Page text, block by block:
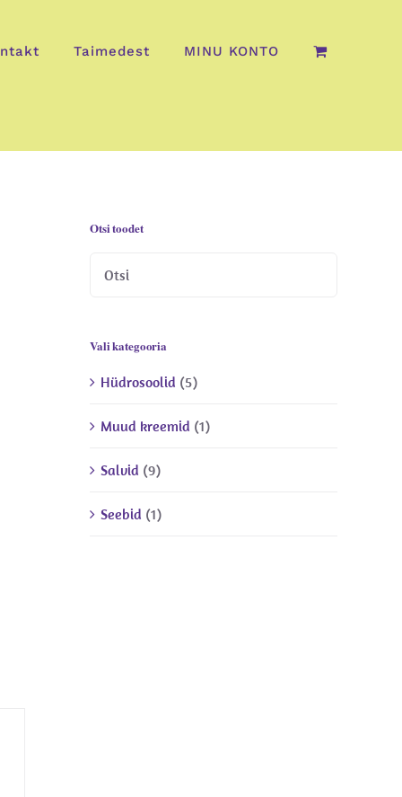
Taimedest MINU KONTO
Otsi toodet
Vali kategooria
Hüdrosoolid (5)
Muud kreemid (1)
Salvid (9)
Seebid (1)